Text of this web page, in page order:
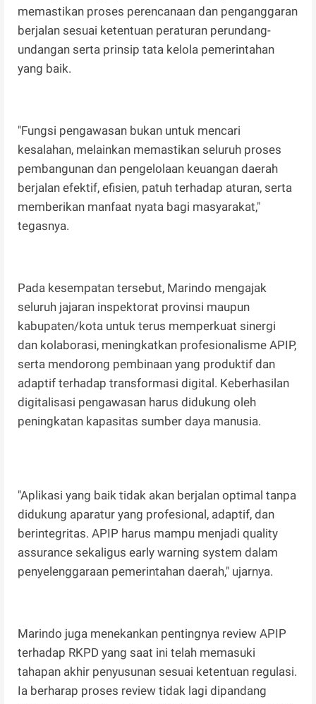
memastikan proses perencanaan dan penganggaran
berjalan sesuai ketentuan peraturan perundang-
undangan serta prinsip tata kelola pemerintahan
yang baik.
"Fungsi pengawasan bukan untuk mencari
kesalahan, melainkan memastikan seluruh proses
pembangunan dan pengelolaan keuangan daerah
berjalan efektif, efisien, patuh terhadap aturan, serta
memberikan manfaat nyata bagi masyarakat,"
tegasnya.
Pada kesempatan tersebut, Marindo mengajak
seluruh jajaran inspektorat provinsi maupun
kabupaten/kota untuk terus memperkuat sinergi
dan kolaborasi, meningkatkan profesionalisme APIP,
serta mendorong pembinaan yang produktif dan
adaptif terhadap transformasi digital. Keberhasilan
digitalisasi pengawasan harus didukung oleh
peningkatan kapasitas sumber daya manusia.
"Aplikasi yang baik tidak akan berjalan optimal tanpa
didukung aparatur yang profesional, adaptif, dan
berintegritas. APIP harus mampu menjadi quality
assurance sekaligus early warning system dalam
penyelenggaraan pemerintahan daerah," ujarnya.
Marindo juga menekankan pentingnya review APIP
terhadap RKPD yang saat ini telah memasuki
tahapan akhir penyusunan sesuai ketentuan regulasi.
Ia berharap proses review tidak lagi dipandang